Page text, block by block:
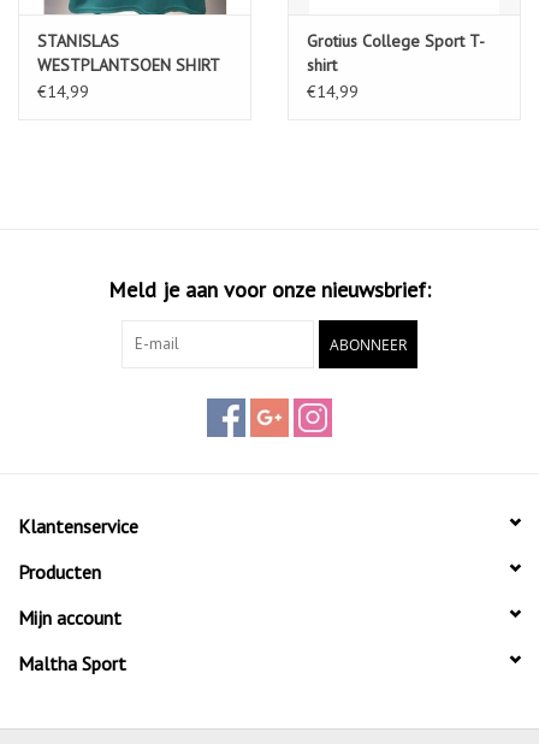
STANISLAS
WESTPLANTSOEN SHIRT
€14,99
Grotius College Sport T-
shirt
€14,99
Meld je aan voor onze nieuwsbrief:
ABONNEER
Klantenservice
Producten
Mijn account
Maltha Sport